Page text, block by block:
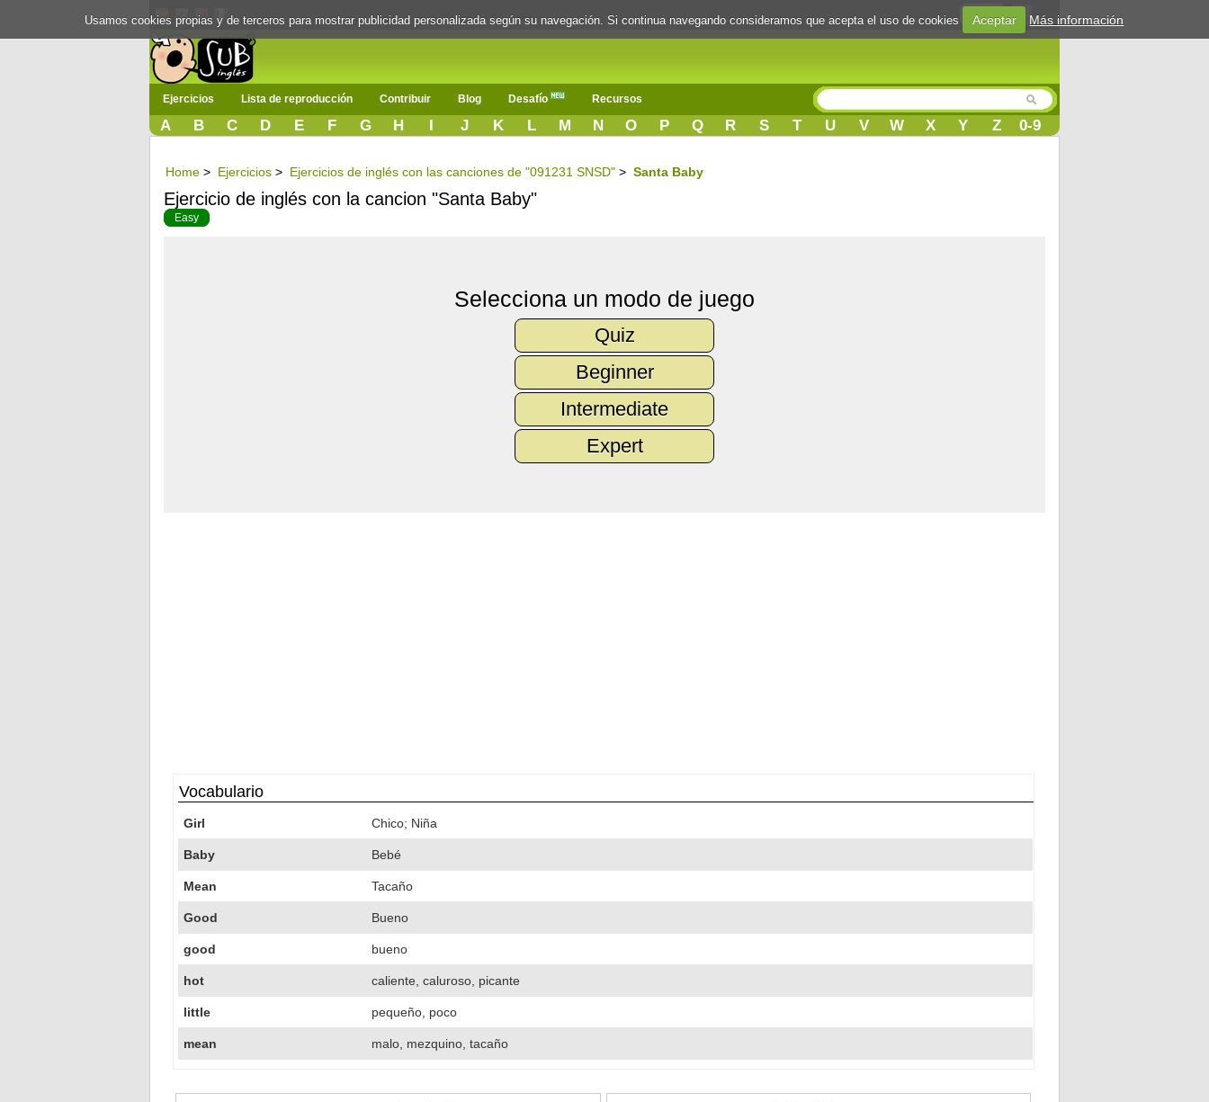
Login
Ejercicios Lista de reproducción Contribuir Blog Desafío Recursos
A B C D E F G H I J K L M N O P Q R S T U V W X Y Z 0-9
Home > Ejercicios > Ejercicios de inglés con las canciones de "091231 SNSD" > Santa Baby
Ejercicio de inglés con la cancion "Santa Baby"
Easy
Selecciona un modo de juego
Quiz
Beginner
Intermediate
Expert
Vocabulario
Girl Chico; Niña
Baby Bebé
Mean Tacaño
Good Bueno
good bueno
hot caliente, caluroso, picante
little pequeño, poco
mean malo, mezquino, tacaño
Usamos cookies propias y de terceros para mostrar publicidad personalizada según su navegación. Si continua navegando consideramos que acepta el uso de cookies Aceptar Más información